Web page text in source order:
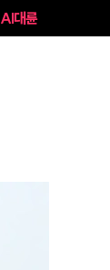
AI대륜